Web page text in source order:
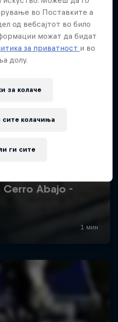
во Поставките а
од вебсајтот во било
можат да бидат
за приватност и во
долу.
за колачe
ги сите
колачиња